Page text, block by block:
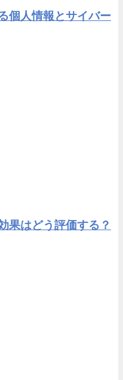
個人情報とサイバー
果はどう評価する？